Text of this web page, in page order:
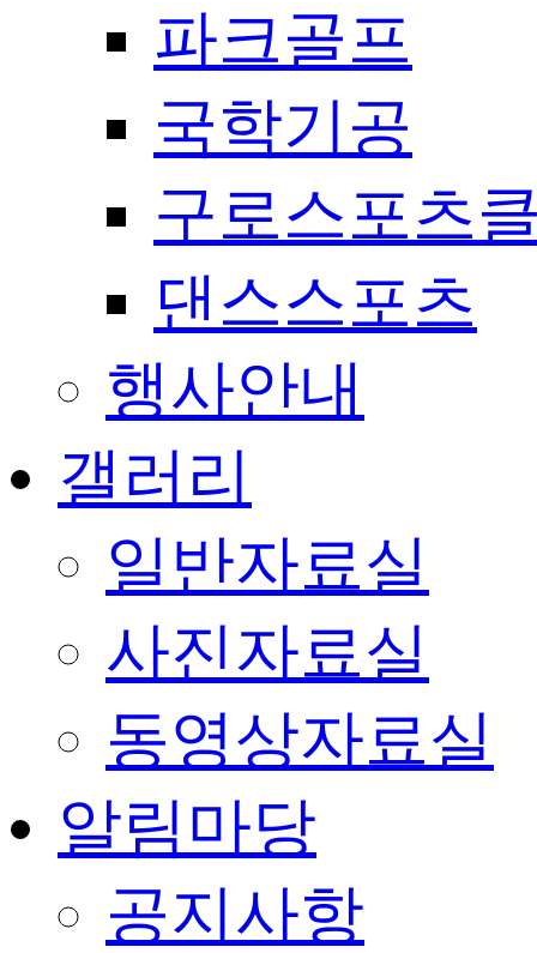
파크골프
국학기공
구로스포츠
댄스스포츠
행사안내
갤러리
일반자료실
사진자료실
동영상자료실
알림마당
공지사항